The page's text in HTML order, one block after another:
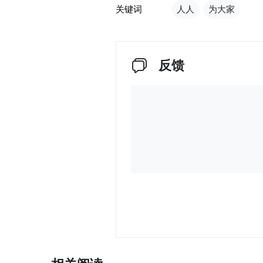
关键词 人人 为大家
反馈